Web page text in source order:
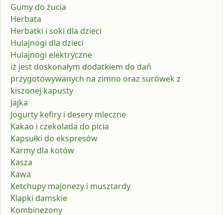
Gumy do żucia
Herbata
Herbatki i soki dla dzieci
Hulajnogi dla dzieci
Hulajnogi elektryczne
iż jest doskonałym dodatkiem do dań
przygotowywanych na zimno oraz surówek z
kiszonej kapusty
Jajka
Jogurty kefiry i desery mleczne
Kakao i czekolada do picia
Kapsułki do ekspresów
Karmy dla kotów
Kasza
Kawa
Ketchupy majonezy i musztardy
Klapki damskie
Kombinezony